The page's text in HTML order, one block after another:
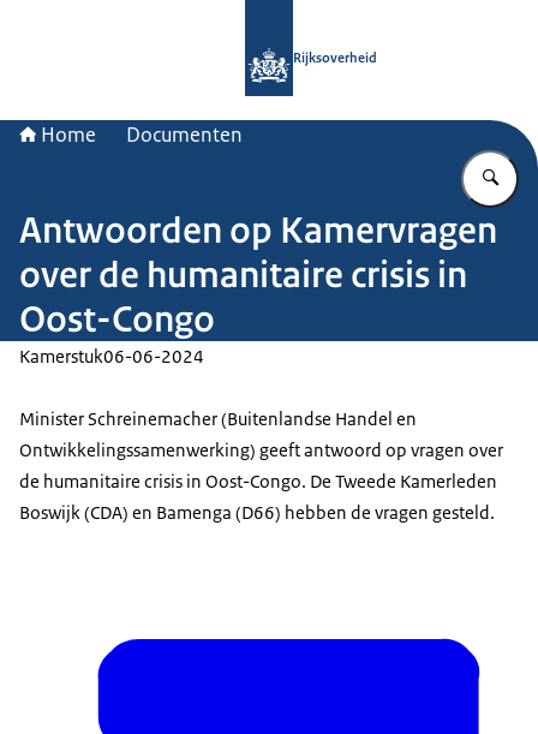
Rijksoverheid
Home Documenten
Antwoorden op Kamervragen
over de humanitaire crisis in
Oost-Congo
Kamerstuk06-06-2024
Minister Schreinemacher (Buitenlandse Handel en
Ontwikkelingssamenwerking) geeft antwoord op vragen over
de humanitaire crisis in Oost-Congo. De Tweede Kamerleden
Boswijk (CDA) en Bamenga (D66) hebben de vragen gesteld.